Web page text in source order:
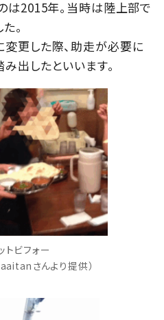
は2015年。当時は陸上部で
。
変更した際、助走が必要に
み出したといいます。
トビフォー
さんより提供）